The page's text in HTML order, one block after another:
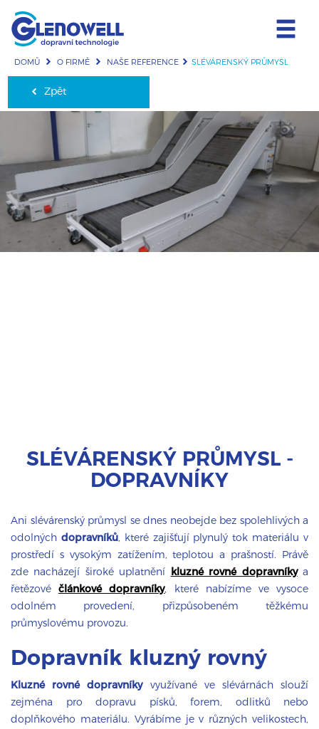
DOMŮ O FIRMĚ NAŠE REFERENCE SLÉVÁRENSKÝ PRŮMYSL
Zpět
SLÉVÁRENSKÝ PRŮMYSL -
DOPRAVNÍKY
Ani slévárenský průmysl se dnes neobejde bez spolehlivých a
odolných dopravníků, které zajišťují plynulý tok materiálu v
prostředí s vysokým zatížením, teplotou a prašností. Právě
zde nacházejí široké uplatnění kluzné rovné dopravníkya
řetězovéčlánkové dopravníky, které nabízíme ve vysoce
odolném provedení, přizpůsobeném těžkému
průmyslovému provozu.
Dopravník kluzný rovný
Kluzné rovné dopravníkyvyužívané ve slévárnách slouží
zejména pro dopravu písků, forem, odlitků nebo
doplňkového materiálu. Vyrábíme je v různých velikostech,